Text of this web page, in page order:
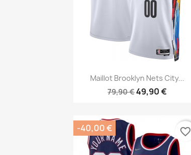
Aperçu rapide
Maillot Brooklyn Nets City...
79,90 €49,90 €
-40,00 € favorite_border